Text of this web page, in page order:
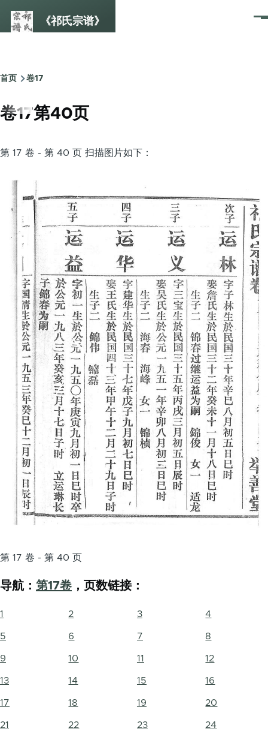
《祁氏宗谱》
菜
面
包
屑
首页 卷17
卷17第40页
第 17 卷 - 第 40 页 扫描图片如下：
第 17 卷 - 第 40 页
导航： 第17卷 ，页数链接：
1 2 3 4
5 6 7 8
9 10 11 12
13 14 15 16
17 18 19 20
21 22 23 24